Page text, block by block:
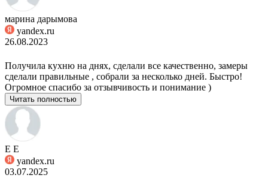
марина дарымова
yandex.ru
26.08.2023
Получила кухню на днях, сделали все качественно, замеры
сделали правильные , собрали за несколько дней. Быстро!
Огромное спасибо за отзывчивость и понимание )
Читать полностью
Е Е
yandex.ru
03.07.2025